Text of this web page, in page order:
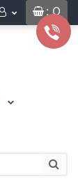
: 0